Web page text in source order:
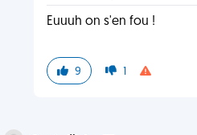
Euuuh on s'en fou !
9 1